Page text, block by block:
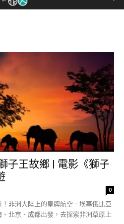
子王故鄉 | 電影《獅子
0
非洲大陸上的皇牌航空－埃塞俄比亞
北京、成都出發，去探索非洲草原上